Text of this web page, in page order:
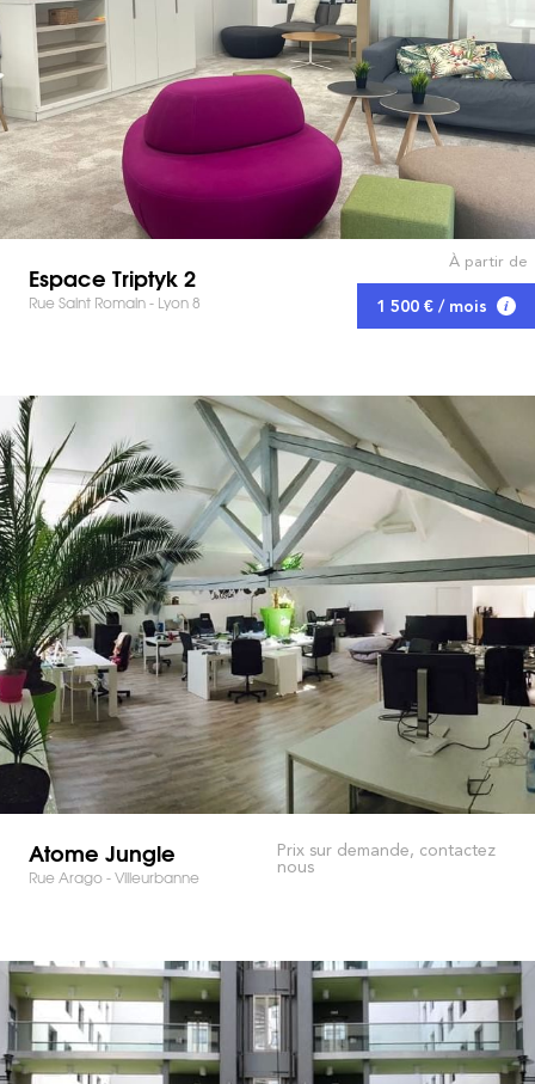
Espace Triptyk 2
Rue Saint Romain - Lyon 8
À partir de
1 500 € / mois
Atome Jungle
Rue Arago - Villeurbanne
Prix sur demande, contactez
nous